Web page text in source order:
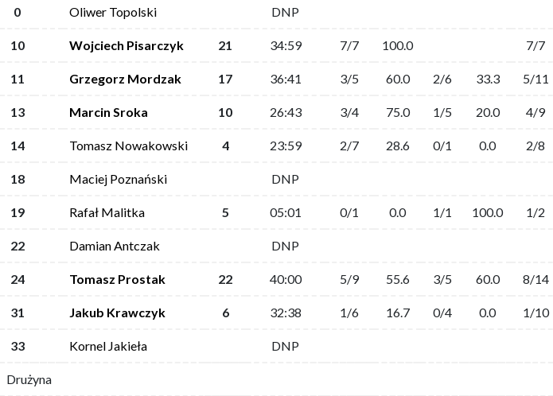
0 Oliwer Topolski DNP
10 Wojciech Pisarczyk 21 34:59 7/7 100.0 7/7
11 Grzegorz Mordzak 17 36:41 3/5 60.0 2/6 33.3 5/11
13 Marcin Sroka 10 26:43 3/4 75.0 1/5 20.0 4/9
14 Tomasz Nowakowski 4 23:59 2/7 28.6 0/1 0.0 2/8
18 Maciej Poznański DNP
19 Rafał Malitka 5 05:01 0/1 0.0 1/1 100.0 1/2
22 Damian Antczak DNP
24 Tomasz Prostak 22 40:00 5/9 55.6 3/5 60.0 8/14
31 Jakub Krawczyk 6 32:38 1/6 16.7 0/4 0.0 1/10
33 Kornel Jakieła DNP
Drużyna